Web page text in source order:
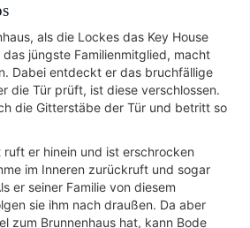
als die Lockes das Key House
das jüngste Familienmitglied, macht
Dabei entdeckt er das bruchfällige
die Tür prüft, ist diese verschlossen.
die Gitterstäbe der Tür und betritt so
er hinein und ist erschrocken
im Inneren zurückruft und sogar
er seiner Familie von diesem
sie ihm nach draußen. Da aber
zum Brunnenhaus hat, kann Bode